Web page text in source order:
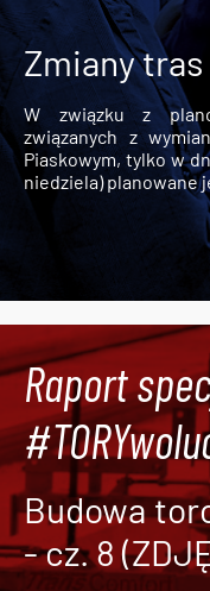
Zmiany tras
W związku z
związanych z
Piaskowym, tylko w
niedziela) planowane
Raport
Budowa
- cz. 8